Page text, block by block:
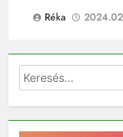
Réka
Keresés: